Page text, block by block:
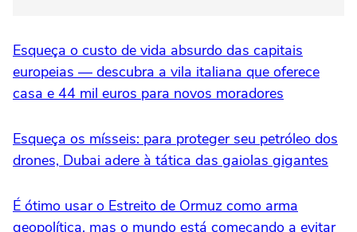
Esqueça o custo de vida absurdo das capitais
europeias — descubra a vila italiana que oferece
casa e 44 mil euros para novos moradores
Esqueça os mísseis: para proteger seu petróleo dos
drones, Dubai adere à tática das gaiolas gigantes
É ótimo usar o Estreito de Ormuz como arma
geopolítica, mas o mundo está começando a evitar